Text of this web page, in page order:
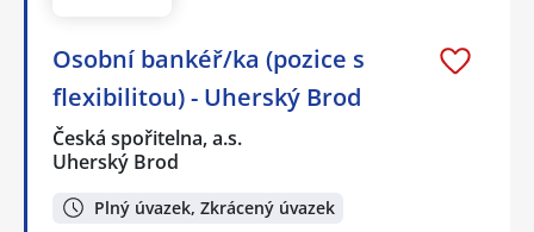
Osobní bankéř/ka (pozice s
flexibilitou) - Uherský Brod
Česká spořitelna, a.s.
Uherský Brod
Plný úvazek, Zkrácený úvazek